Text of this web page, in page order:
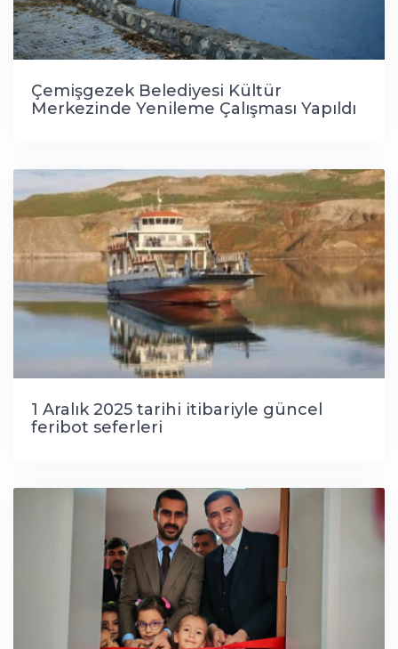
Çemişgezek Belediyesi Kültür
Merkezinde Yenileme Çalışması Yapıldı
1 Aralık 2025 tarihi itibariyle güncel
feribot seferleri